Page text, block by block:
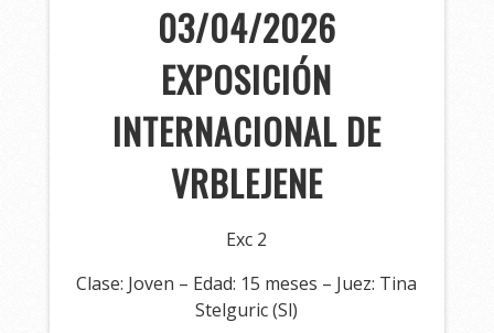
03/04/2026
EXPOSICIÓN
INTERNACIONAL DE
VRBLEJENE
Exc 2
Clase: Joven – Edad: 15 meses – Juez: Tina
Stelguric (Sl)